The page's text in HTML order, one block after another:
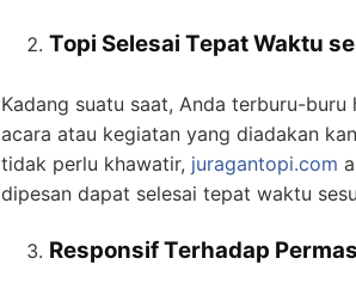
Topi Selesai Tepat Waktu
Kadang suatu saat, Anda terburu-
acara atau kegiatan yang diadakan
tidak perlu khawatir, juragantopi.com
dipesan dapat selesai tepat waktu
Responsif Terhadap